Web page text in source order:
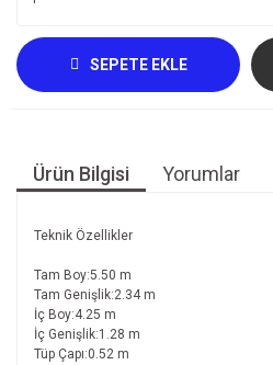
SEPETE EKLE
Ürün Bilgisi Yorumlar
Teknik Özellikler
Tam Boy:5.50 m
Tam Genişlik:2.34 m
İç Boy:4.25 m
İç Genişlik:1.28 m
Tüp Çapı:0.52 m